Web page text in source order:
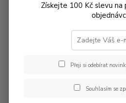
Bavlněné
Získejte 100 Kč slevu na
Přeji si odebírat
Souhlasím se